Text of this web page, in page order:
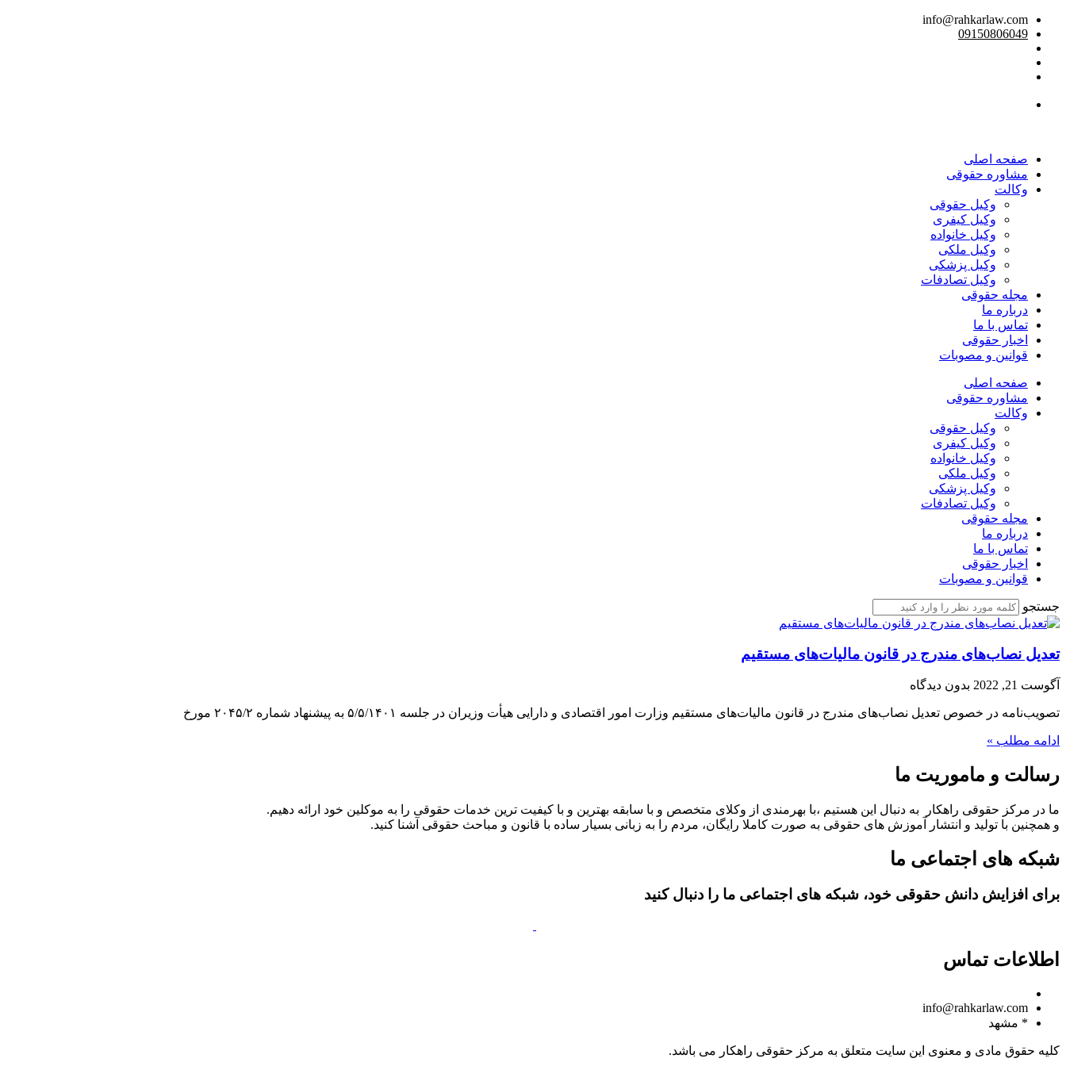
info@rahkarlaw.com
09150806049
صفحه اصلی
مشاوره حقوقی
وکالت
وکیل حقوقی
وکیل کیفری
وکیل خانواده
وکیل ملکی
وکیل پزشکی
وکیل تصادفات
مجله حقوقی
درباره ما
تماس با ما
اخبار حقوقی
قوانین و مصوبات
صفحه اصلی
مشاوره حقوقی
وکالت
وکیل حقوقی
وکیل کیفری
وکیل خانواده
وکیل ملکی
وکیل پزشکی
وکیل تصادفات
مجله حقوقی
درباره ما
تماس با ما
اخبار حقوقی
قوانین و مصوبات
جستجو
تعدیل نصاب­‌های مندرج در قانون مالیات‌های مستقیم
آگوست 21, 2022 بدون دیدگاه
تصویب‌نامه در خصوص تعدیل نصاب­‌های مندرج در قانون مالیات‌های مستقیم وزارت امور اقتصادی و دارایی هیأت وزیران در جلسه ۵/۵/۱۴۰۱ به پیشنهاد شماره ۲۰۴۵/۲ مورخ
ادامه مطلب »
رسالت و ماموریت ما
ما در مرکز حقوقی راهکار به دنبال این هستیم ،با بهرمندی از وکلای متخصص و با سابقه بهترین و با کیفیت ترین خدمات حقوقی را به موکلین خود ارائه دهیم.
و همچنین با تولید و انتشار آموزش های حقوقی به صورت کاملا رایگان، مردم را به زبانی بسیار ساده با قانون و مباحث حقوقی آشنا کنید.
شبکه های اجتماعی ما
برای افزایش دانش حقوقی خود، شبکه های اجتماعی ما را دنبال کنید
اطلاعات تماس
info@rahkarlaw.com
* مشهد
کلیه حقوق مادی و معنوی این سایت متعلق به مرکز حقوقی راهکار می باشد.